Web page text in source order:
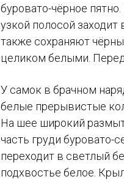
буровато-чёрное
узкой полосой заходит
также сохраняют
целиком белыми.
У самок в брачном
белые прерывистые
На шее широкий
часть груди буровато-
переходит в светлый
подхвостье белое.